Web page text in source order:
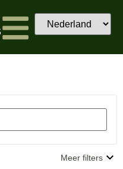
Meer filters